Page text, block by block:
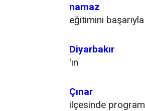
namaz
eğitimini
Diyarbakır
'ın
Çınar
ilçesinde